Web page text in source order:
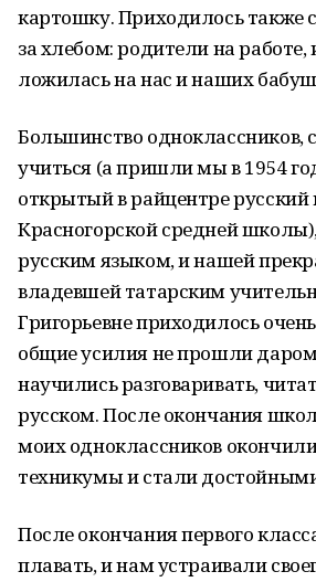
картошку. Приходилось также
за хлебом: родители на работе,
ложилась на нас и наших
Большинство одноклассников,
учиться (а пришли мы в 1954
открытый в райцентре русский
Красногорской средней
русским языком, и нашей
владевшей татарским
Григорьевне приходилось
общие усилия не прошли
научились разговаривать,
русском. После окончания
моих одноклассников
техникумы и стали
После окончания первого
плавать, и нам устраивали